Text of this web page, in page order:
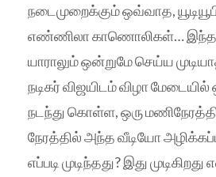
நடைமுறைக்கும் ஒவ்வாத,
எண்ணிலா காணொலிகள்…
யாராலும் ஒன்றுமே செய்ய
நடிகர் விஜயிடம் விழா
நடந்து கொள்ள, ஒரு
நேரத்தில் அந்த வீடியோ
எப்படி முடிந்தது? இது